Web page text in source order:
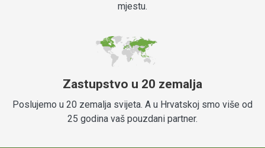
mjestu.
Zastupstvo u 20 zemalja
Poslujemo u 20 zemalja svijeta. A u Hrvatskoj smo više od
25 godina vaš pouzdani partner.